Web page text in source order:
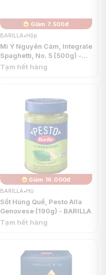
Giảm 7.500đ
BARILLA•Hộp
Mì Ý Nguyên Cám, Integrale
Spaghetti, No. 5 (500g) -
BARILLA
Tạm hết hàng
Giảm 16.000đ
BARILLA•Hũ
Sốt Húng Quế, Pesto Alla
Genovese (190g) - BARILLA
Tạm hết hàng